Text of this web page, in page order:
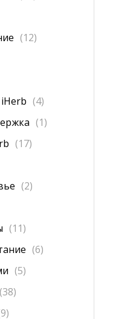
(12)
(4)
(1)
(17)
(2)
(11)
(6)
(5)
(38)